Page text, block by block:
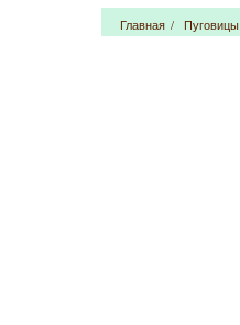
Главная / Пуговицы